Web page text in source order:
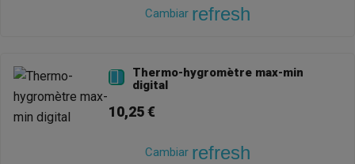
Cambiar refresh

Thermo-hygromètre max-min
digital
10,25 €
Cambiar refresh